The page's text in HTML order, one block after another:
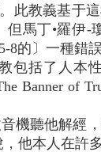
此教義基于
馬丁•羅伊-
8的〕一種錯
包括了人本
Banner of
機聽他解經
他本人在許